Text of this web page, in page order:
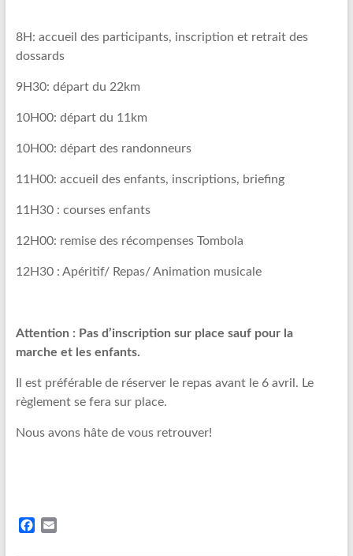
8H: accueil des participants, inscription et retrait des
dossards
9H30: départ du 22km
10H00: départ du 11km
10H00: départ des randonneurs
11H00: accueil des enfants, inscriptions, briefing
11H30 : courses enfants
12H00: remise des récompenses Tombola
12H30 : Apéritif/ Repas/ Animation musicale
Attention : Pas d’inscription sur place sauf pour la
marche et les enfants.
Il est préférable de réserver le repas avant le 6 avril. Le
règlement se fera sur place.
Nous avons hâte de vous retrouver!